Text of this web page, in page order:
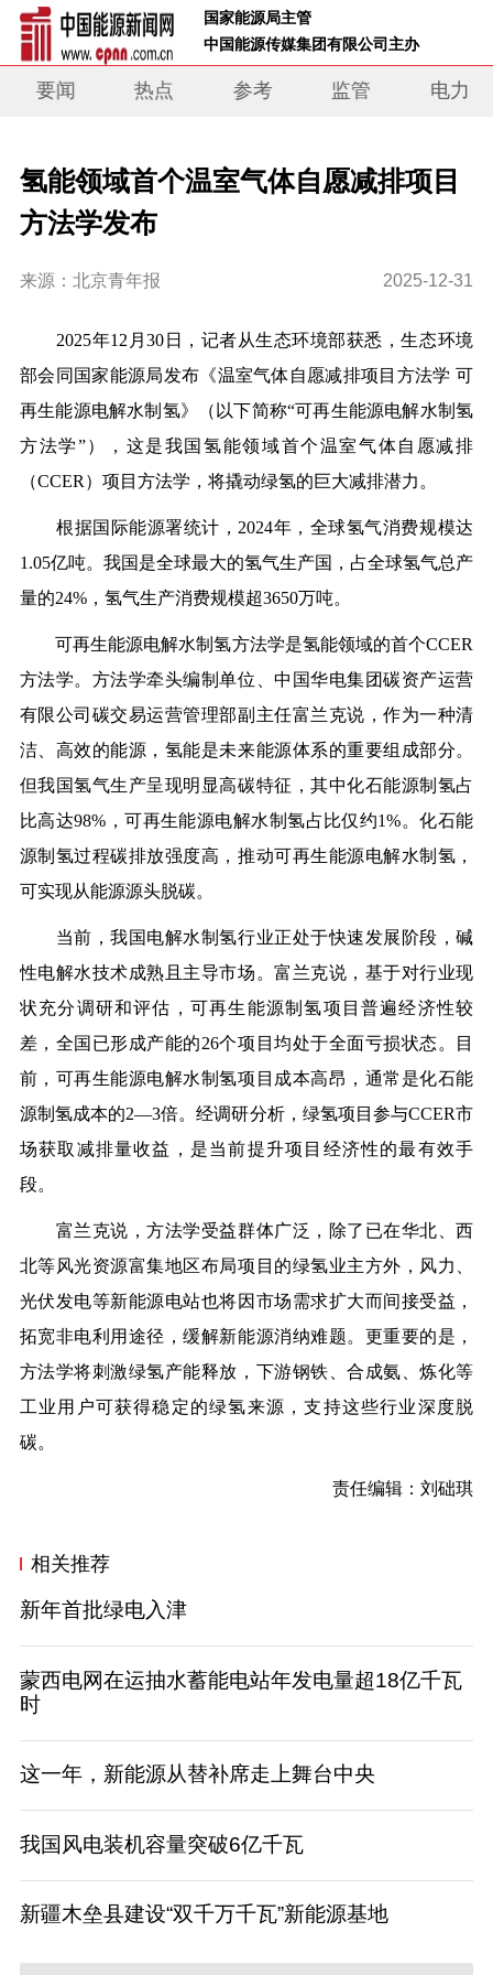
国家能源局主管
中国能源传媒集团有限公司主办
要闻 热点 参考 监管 电力
氢能领域首个温室气体自愿减排项目
方法学发布
来源：北京青年报 2025-12-31
2025年12月30日，记者从生态环境部获悉，生态环境
部会同国家能源局发布《温室气体自愿减排项目方法学 可
再生能源电解水制氢》（以下简称“可再生能源电解水制氢
方法学”），这是我国氢能领域首个温室气体自愿减排
（CCER）项目方法学，将撬动绿氢的巨大减排潜力。
根据国际能源署统计，2024年，全球氢气消费规模达
1.05亿吨。我国是全球最大的氢气生产国，占全球氢气总产
量的24%，氢气生产消费规模超3650万吨。
可再生能源电解水制氢方法学是氢能领域的首个CCER
方法学。方法学牵头编制单位、中国华电集团碳资产运营
有限公司碳交易运营管理部副主任富兰克说，作为一种清
洁、高效的能源，氢能是未来能源体系的重要组成部分。
但我国氢气生产呈现明显高碳特征，其中化石能源制氢占
比高达98%，可再生能源电解水制氢占比仅约1%。化石能
源制氢过程碳排放强度高，推动可再生能源电解水制氢，
可实现从能源源头脱碳。
当前，我国电解水制氢行业正处于快速发展阶段，碱
性电解水技术成熟且主导市场。富兰克说，基于对行业现
状充分调研和评估，可再生能源制氢项目普遍经济性较
差，全国已形成产能的26个项目均处于全面亏损状态。目
前，可再生能源电解水制氢项目成本高昂，通常是化石能
源制氢成本的2—3倍。经调研分析，绿氢项目参与CCER市
场获取减排量收益，是当前提升项目经济性的最有效手
段。
富兰克说，方法学受益群体广泛，除了已在华北、西
北等风光资源富集地区布局项目的绿氢业主方外，风力、
光伏发电等新能源电站也将因市场需求扩大而间接受益，
拓宽非电利用途径，缓解新能源消纳难题。更重要的是，
方法学将刺激绿氢产能释放，下游钢铁、合成氨、炼化等
工业用户可获得稳定的绿氢来源，支持这些行业深度脱
碳。
责任编辑：刘础琪
相关推荐
新年首批绿电入津
蒙西电网在运抽水蓄能电站年发电量超18亿千瓦
时
这一年，新能源从替补席走上舞台中央
我国风电装机容量突破6亿千瓦
新疆木垒县建设“双千万千瓦”新能源基地